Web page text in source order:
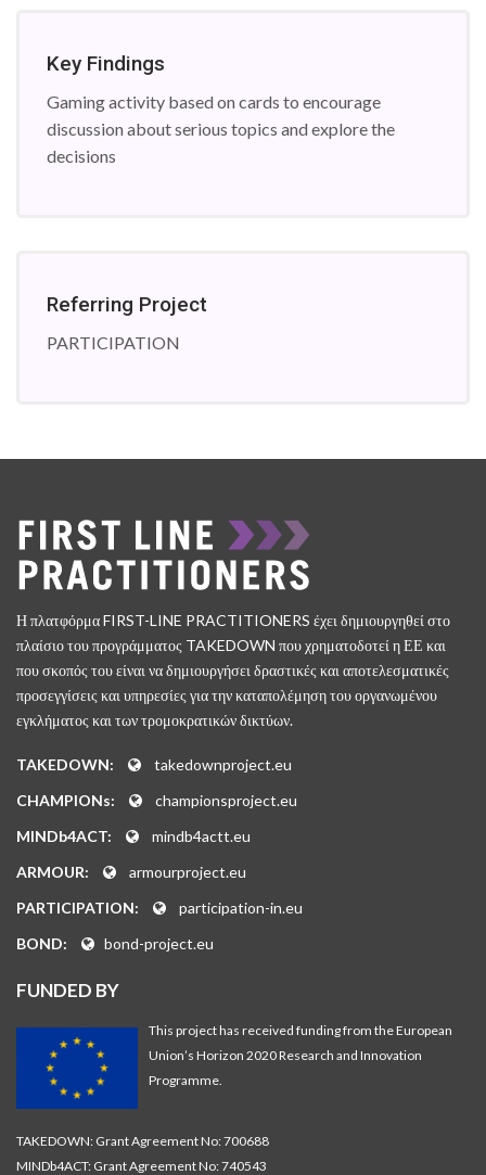
Key Findings
Gaming activity based on cards to encourage
discussion about serious topics and explore the
decisions
Referring Project
PARTICIPATION
Η πλατφόρμα FIRST-LINE PRACTITIONERS έχει δημιουργηθεί στο
πλαίσιο του προγράμματος TAKEDOWN που χρηματοδοτεί η ΕΕ και
που σκοπός του είναι να δημιουργήσει δραστικές και αποτελεσματικές
προσεγγίσεις και υπηρεσίες για την καταπολέμηση του οργανωμένου
εγκλήματος και των τρομοκρατικών δικτύων.
TAKEDOWN:
takedownproject.eu
CHAMPIONs:
championsproject.eu
MINDb4ACT:
mindb4actt.eu
ARMOUR:
armourproject.eu
PARTICIPATION:
participation-in.eu
BOND:
bond-project.eu
FUNDED BY
This project has received funding from the European
Union’s Horizon 2020 Research and Innovation
Programme.
TAKEDOWN: Grant Agreement No: 700688
MINDb4ACT: Grant Agreement No: 740543